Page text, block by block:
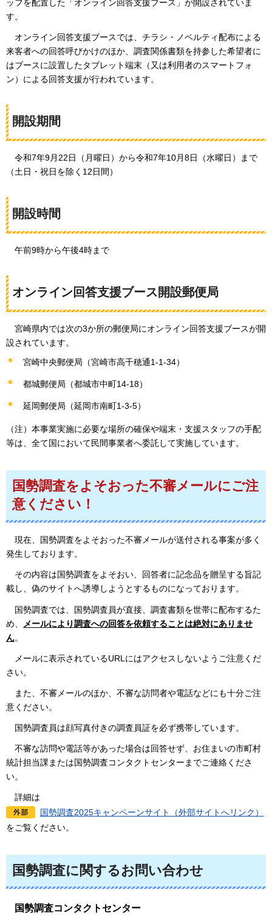
ッフを配置した「オンライン回答支援ブース」が開設されていま
す。
オンライン回答支援ブースでは、チラシ・ノベルティ配布による
来客者への回答呼びかけのほか、調査関係書類を持参した希望者に
はブースに設置したタブレット端末（又は利用者のスマートフォ
ン）による回答支援が行われています。
開設期間
令和7年9月22日（月曜日）から令和7年10月8日（水曜日）まで
（土日・祝日を除く12日間）
開設時間
午前9時から午後4時まで
オンライン回答支援ブース開設郵便局
宮崎県内では次の3か所の郵便局にオンライン回答支援ブースが開
設されています。
宮崎中央郵便局（宮崎市高千穂通1-1-34）
都城郵便局（都城市中町14-18）
延岡郵便局（延岡市南町1-3-5）
（注）本事業実施に必要な場所の確保や端末・支援スタッフの手配
等は、全て国において民間事業者へ委託して実施しています。
国勢調査をよそおった不審メールにご注
意ください！
現在、 国勢調査をよそおった不審メールが送付される事案が多く
発生しております。
その内容は国勢調査をよそおい、回答者に記念品を贈呈する旨記
載し、偽のサイトへ誘導しようとするものになっております。
国勢調査では、国勢調査員が直接、調査書類を世帯に配布するた
め、
メールにより調査への回答を依頼することは絶対にありませ
ん。
メールに表示されているURLにはアクセスしないようご注意くだ
さい。
また 、不審メールのほか、不審な訪問者や電話などにも十分ご注
意ください。
国勢調査員は顔写真付きの調査員証を必ず携帯しています。
不審な訪問や電話等があった場合は回答せず、お住まいの市町村
統計担当課または国勢調査コンタクトセンターまでご連絡くださ
い。
詳細は
国勢調査2025キャンペーンサイト（外部サイトへリンク）
をご覧ください。
国勢調査に関するお問い合わせ
国勢調査コンタクトセンター